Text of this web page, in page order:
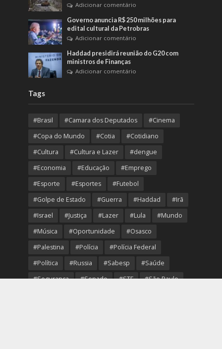
Adicionar comentário
Governo anuncia R$ 250 milhões para
edital cultural da Petrobras
Adicionar comentário
Haddad presidirá reunião do G20 com
ministros de Finanças
Adicionar comentário
Tags
#Brasil #Camara dos Deputados
#Cinema
#Copa do Mundo
#Cotia
#Cotidiano
#Cultura
#Cultura e Lazer
#dengue
#Economia
#Educação
#Emprego
#Esporte
#Esportes
#Futebol
#Golpe de Estado
#Guerra #Haddad
#Irã
#Israel
#Justiça #Lazer #Lula
#Mundo
#Música
#Oportunidade
#Osasco
#Palestina
#Polícia
#Polícia Federal
#Política
#Russia #Sabesp
#Saúde
#Segurança
#Senado #STF
#São Paulo